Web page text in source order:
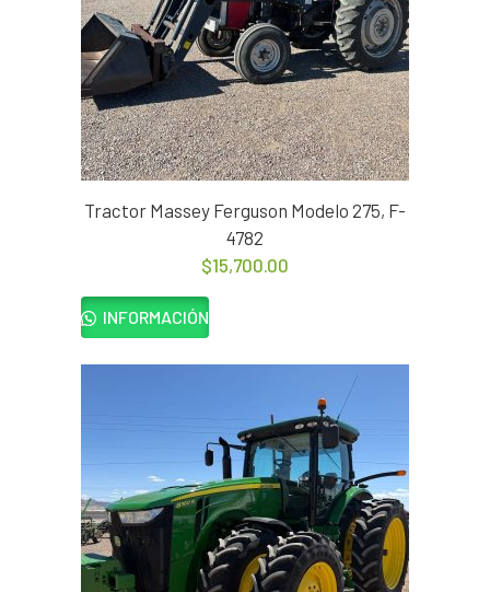
Tractor Massey Ferguson Modelo 275, F-
4782
$15,700.00
INFORMACIÓN